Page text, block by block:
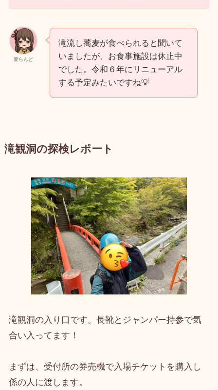
愛らんど
滝流し蕎麦が食べられると聞いて
いましたが、お食事施設は休止中
でした。令和６年にリニューアル
する予定みたいですね💡
滝観洞の探検レポート
滝観洞の入り口です。長靴とジャンパー持参で気
合い入ってます！
まずは、受付所の券売機で入場チケットを購入し
係の人に渡します。